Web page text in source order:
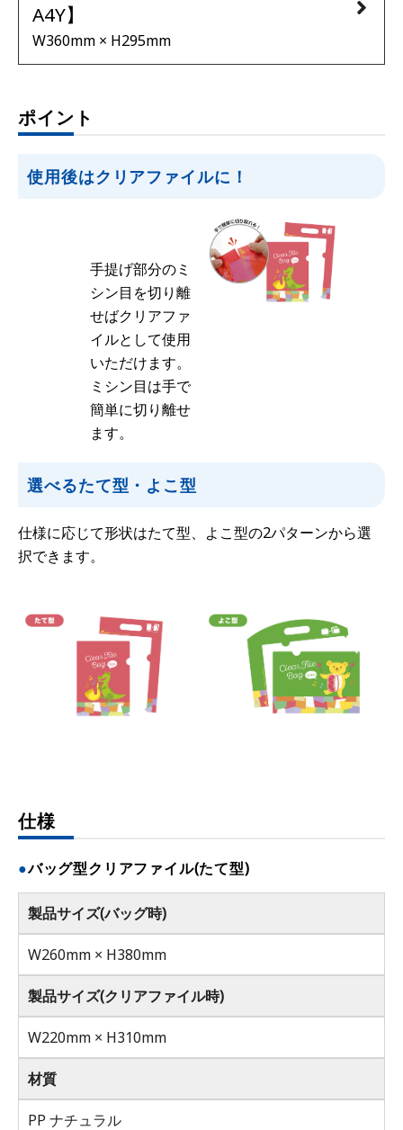
A4Y】
W360mm × H295mm
ポイント
使用後はクリアファイルに！
手提げ部分のミ
シン目を切り離
せばクリアファ
イルとして使用
いただけます。
ミシン目は手で
簡単に切り離せ
ます。
選べるたて型・よこ型
仕様に応じて形状はたて型、よこ型の2パターンから選
択できます。
仕様
バッグ型クリアファイル(たて型)
製品サイズ(バッグ時)
W260mm × H380mm
製品サイズ(クリアファイル時)
W220mm × H310mm
材質
PP ナチュラル